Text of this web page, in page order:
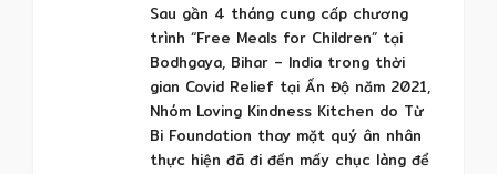
Sau gần 4 tháng cung cấp chương
trình “Free Meals for Children” tại
Bodhgaya, Bihar – India trong thời
gian Covid Relief tại Ấn Độ năm 2021,
Nhóm Loving Kindness Kitchen do Từ
Bi Foundation thay mặt quý ân nhân
thực hiện đã đi đến mấy chục làng để